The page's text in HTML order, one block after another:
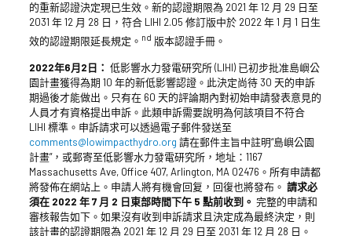
的重新認證決定現已生效。新的認證期限為 2021 年 12 月 29 日至
2031 年 12 月 28 日，符合 LIHI 2.05 修訂版中於 2022 年 1 月 1 日生
效的認證期限延長規定。 nd 版本認證手冊。
2022年6月2日： 低影響水力發電研究所 (LIHI) 已初步批准島嶼公
園計畫獲得為期 10 年的新低影響認證。此決定尚待 30 天的申訴
期過後才能做出。只有在 60 天的評論期內對初始申請發表意見的
人員才有資格提出申訴。此類申訴需要說明為何該項目不符合
LIHI 標準。申訴請求可以透過電子郵件發送至
comments@lowimpacthydro.org 請在郵件主旨中註明“島嶼公園
計畫”，或郵寄至低影響水力發電研究所，地址：1167
Massachusetts Ave, Office 407, Arlington, MA 02476。所有申請都
將發佈在網站上。申請人將有機會回复，回復也將發布。 請求必
須在 2022 年 7 月 2 日東部時間下午 5 點前收到。 完整的申請和
審核報告如下。如果沒有收到申訴請求且決定成為最終決定，則
該計畫的認證期限為 2021 年 12 月 29 日至 2031 年 12 月 28 日。